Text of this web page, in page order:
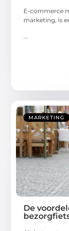
E-commerce
marketing, is
...
MARKETING
De